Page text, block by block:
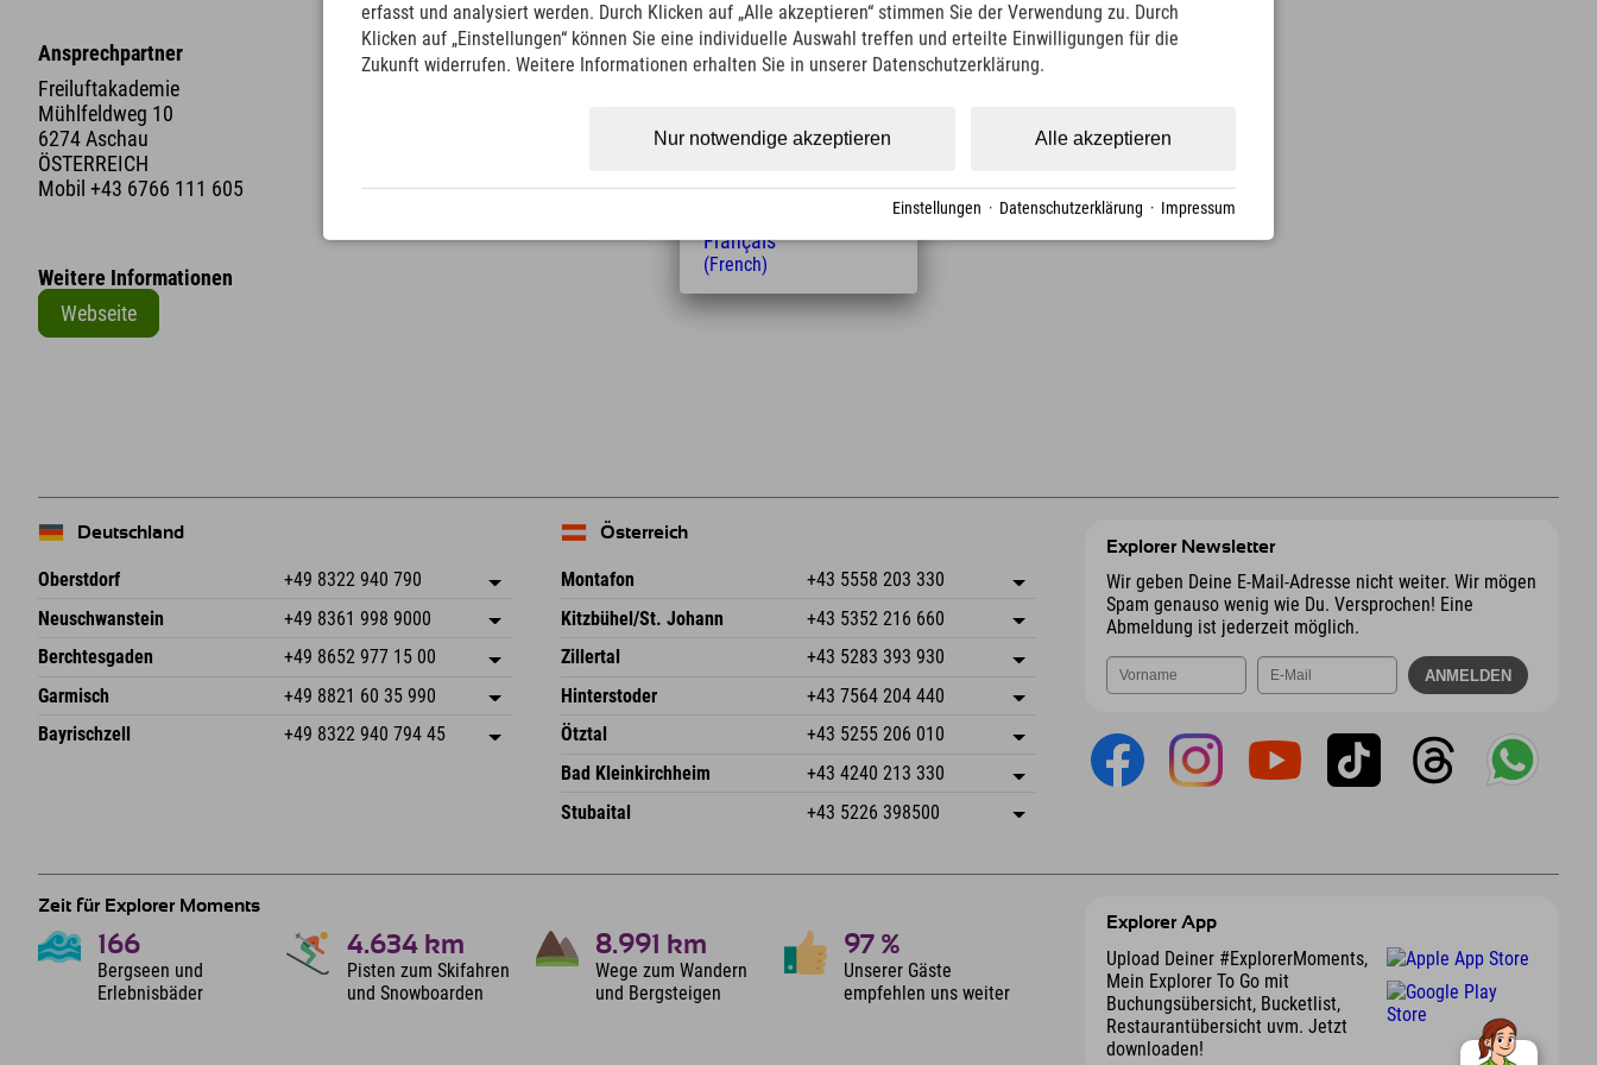
Ansprechpartner
Freiluftakademie
Mühlfeldweg 10
6274 Aschau
ÖSTERREICH
Mobil +43 6766 111 605
Entfernung vom Hotel
Weitere Informationen
Webseite
Deutschland
Oberstdorf +49 8322 940 790
An der Breitach 3
Deutschland
Adresse speichern
Buchen
Neuschwanstein +49 8361 998 9000
An der Riese 45
87484 Nesselwang im Allgäu
Deutschland
Adresse speichern
Buchen
Berchtesgaden +49 8652 977 15 00
Hofreitstr. 7
Deutschland
Adresse speichern
Buchen
Garmisch +49 8821 60 35 990
Frickenstraße 22
82490 Farchant
Adresse speichern
Bayrischzell +49 8322 940 794 45
Österreich
Montafon +43 5558 203 330
Dorfstr. 127b
6793 Gaschurn/Montafon
Österreich
Adresse speichern
Buchen
Kitzbühel/St. Johann +43 5352 216 660
Speckbacherstraße 87
Österreich
Adresse speichern
Buchen
Zillertal +43 5283 393 930
Schmiedau 2
Österreich
Adresse speichern
Buchen
Hinterstoder +43 7564 204 440
Freizeitpark 10
Österreich
Adresse speichern
Buchen
Ötztal +43 5255 206 010
Gscheat 14
Österreich
Adresse speichern
Buchen
Bad Kleinkirchheim +43 4240 213 330
Dorfstraße 24
Adresse speichern
Mail senden
Stubaital +43 5226 398500
Explorer Newsletter
Wir geben Deine E-Mail-Adresse nicht weiter. Wir mögen
Spam genauso wenig wie Du. Versprochen! Eine
Abmeldung ist jederzeit möglich.
Explorer App
Upload Deiner #ExplorerMoments,
Mein Explorer To Go mit
Buchungsübersicht, Bucketlist,
Restaurantübersicht uvm. Jetzt
downloaden!
Zeit für Explorer Moments
166
Bergseen und
Erlebnisbäder
4.634 km
Pisten zum Skifahren
und Snowboarden
8.991 km
Wege zum Wandern
und Bergsteigen
97 %
Unserer Gäste
empfehlen uns weiter
erfasst und analysiert werden. Durch Klicken auf „Alle akzeptieren“ stimmen Sie der Verwendung zu. Durch
Klicken auf „Einstellungen“ können Sie eine individuelle Auswahl treffen und erteilte Einwilligungen für die
Zukunft widerrufen. Weitere Informationen erhalten Sie in unserer Datenschutzerklärung.
Alle akzeptieren
Nur notwendige akzeptieren
Einstellungen · Datenschutzerklärung · Impressum
(Italian)
Čeština
(Czech)
Magyar
Nederlands
Français
(French)